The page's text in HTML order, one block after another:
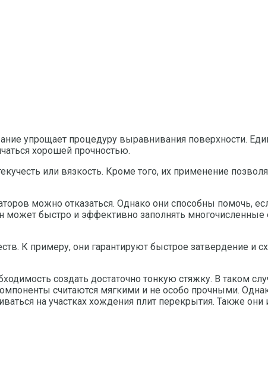
упрощает процедуру выравнивания поверхности.
хорошей прочностью.
или вязкость. Кроме того, их применение
можно отказаться. Однако они способны помочь,
быстро и эффективно заполнять многочисленные
К примеру, они гарантируют быстрое затвердение и
создать достаточно тонкую стяжку. В таком
считаются мягкими и не особо прочными.
на участках хождения плит перекрытия. Также